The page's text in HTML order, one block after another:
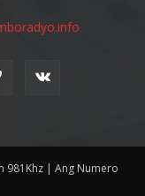
981Khz | Ang Numero